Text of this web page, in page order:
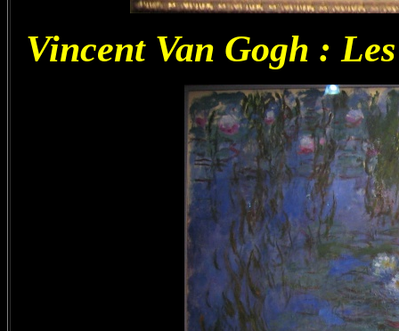
Vincent Van Gogh :